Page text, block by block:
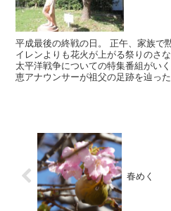
平成最後の終戦の日。 正午、家族で
イレンよりも花火が上がる祭りのさ
太平洋戦争についての特集番組がい
恵アナウンサーが祖父の足跡を辿った
春めく